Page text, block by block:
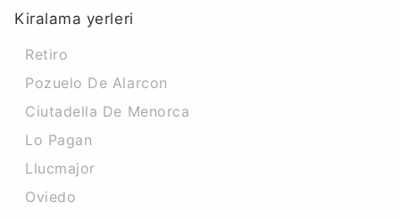
Kiralama yerleri
Retiro
Pozuelo De Alarcon
Ciutadella De Menorca
Lo Pagan
Llucmajor
Oviedo